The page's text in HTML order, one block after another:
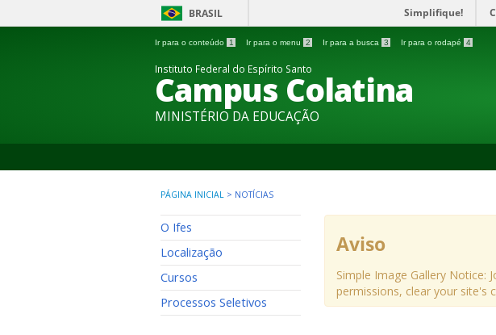
BRASIL Simplifique!
Ir para o conteúdo 1 Ir para o menu 2 Ir para a busca 3 Ir para o rodapé 4
Instituto Federal do Espírito Santo
Campus Colatina
MINISTÉRIO DA EDUCAÇÃO
PÁGINA INICIAL > NOTÍCIAS
O Ifes
Localização
Cursos
Processos Seletivos
Aviso
Simple Image Gallery Notice:
permissions, clear your site's